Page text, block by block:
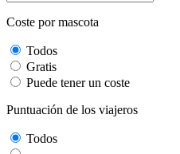
Coste por mascota
Todos
Gratis
Puede tener un coste
Puntuación de los viajeros
Todos